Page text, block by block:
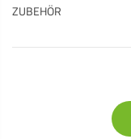
ZUBEHÖR